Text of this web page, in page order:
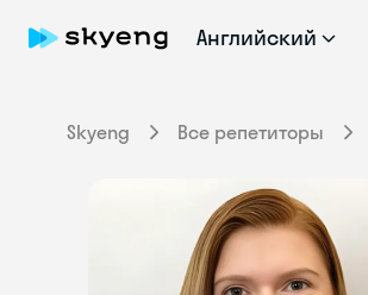
Английский
Skyeng Все репетиторы